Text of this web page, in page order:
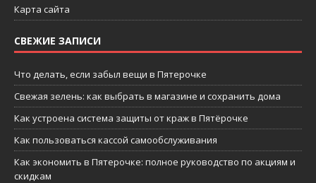
Карта сайта
СВЕЖИЕ ЗАПИСИ
Что делать, если забыл вещи в Пятерочке
Свежая зелень: как выбрать в магазине и сохранить дома
Как устроена система защиты от краж в Пятёрочке
Как пользоваться кассой самообслуживания
Как экономить в Пятерочке: полное руководство по акциям и
скидкам